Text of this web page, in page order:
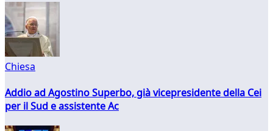
Chiesa
Addio ad Agostino Superbo, già vicepresidente della Cei
per il Sud e assistente Ac